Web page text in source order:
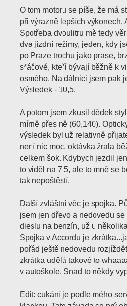
O tom motoru se píše, že má
při výrazně lepších výkonech.
Spotřeba dvoulitru mě tedy
dva jízdní režimy, jeden, kdy
po Praze trochu jako prase,
s*áčové, kteří bývají běžně k
osmého. Na dálnici jsem pak
Výsledek - 10,5.
A potom jsem zkusil dědek
mírně přes ně (60,140).
výsledek byl už relativně
není nic moc, oktávka žrala
celkem šok. Kdybych jezdil
to viděl na 7,5, ale to mně se
tak nepoštěstí.
Další zvláštní věc je spojka.
jsem jen dřevo a nedovedu
dieslu na benzín, už u
Spojka v Accordu je
pořád ještě nedovedu
zkrátka udělá takové to
v autoškole. Snad to někdy
Edit: cukání je podle mého